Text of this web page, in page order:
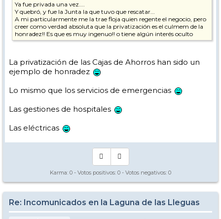
Ya fue privada una vez....
Y quebró, y fue la Junta la que tuvo que rescatar...
A mi particularmente me la trae floja quien regente el negocio, pero
creer como verdad absoluta que la privatización es el culmem de la
honradez!! Es que es muy ingenuo!! o tiene algún interés oculto
La privatización de las Cajas de Ahorros han sido un
ejemplo de honradez
Lo mismo que los servicios de emergencias
Las gestiones de hospitales
Las eléctricas
Karma: 0 - Votos positivos: 0 - Votos negativos: 0
Re: Incomunicados en la Laguna de las Lleguas